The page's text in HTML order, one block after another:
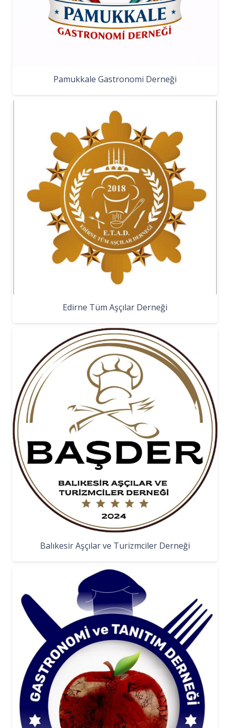
Pamukkale Gastronomi Derneği
Edirne Tüm Aşçılar Derneği
Balıkesir Aşçılar ve Turizmciler Derneği